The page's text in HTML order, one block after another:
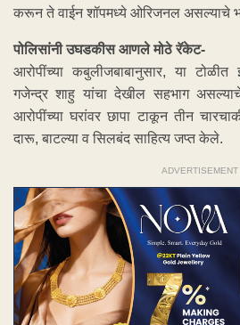
करून ते वाईन शॉपमध्ये ओरिजनल असल्याचे
पोलिसांनी उघडकीस आणले मोठे रॅकेट-
आरोपींच्या कबुलीजबाबानुसार, या टोळीत
गजेन्द्र शाहु यांचा देखील सहभाग
आरोपींच्या घरांवर छापा टाकून तीन
दारू, बाटल्या व सिलबंद साहित्य जप्त केले.
ADVERTISEMENT